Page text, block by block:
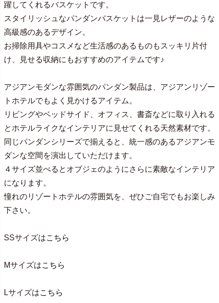
躍してくれるバスケットです。
スタイリッシュなパンダンバスケットは一見レザーのような
高級感のあるデザイン。
お掃除用具やコスメなど生活感のあるものもスッキリ片付
け、見せる収納にもおすすめのアイテムです♪
アジアンモダンな雰囲気のパンダン製品は、アジアンリゾー
トホテルでもよく見かけるアイテム。
リビングやベッドサイド、オフィス、書斎などに取り入れる
とホテルライクなインテリアに見せてくれる天然素材です。
同じパンダンシリーズで揃えると、統一感のあるアジアンモ
ダンな空間を演出していただけます。
４サイズ並べるとオブジェのようにさらに素敵なインテリア
になります。
憧れのリゾートホテルの雰囲気を、ぜひご自宅でもお楽しみ
下さい。
SSサイズはこちら
Mサイズはこちら
Lサイズはこちら